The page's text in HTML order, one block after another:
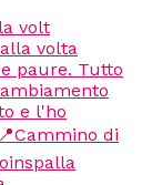
volt